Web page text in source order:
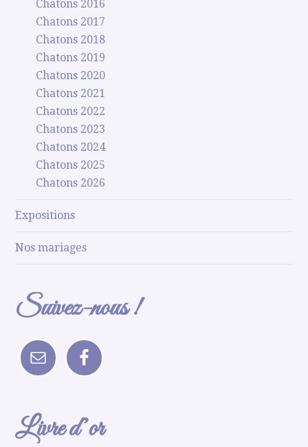
Chatons 2016
Chatons 2017
Chatons 2018
Chatons 2019
Chatons 2020
Chatons 2021
Chatons 2022
Chatons 2023
Chatons 2024
Chatons 2025
Chatons 2026
Expositions
Nos mariages
Suivez-nous !
Livre d’or